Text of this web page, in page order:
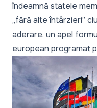
îndeamnă statele
„fără alte întârzieri”
aderare, un apel
european programat